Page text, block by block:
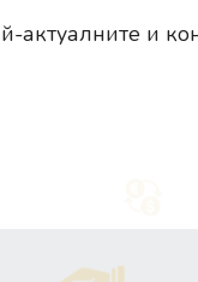
актуалните и